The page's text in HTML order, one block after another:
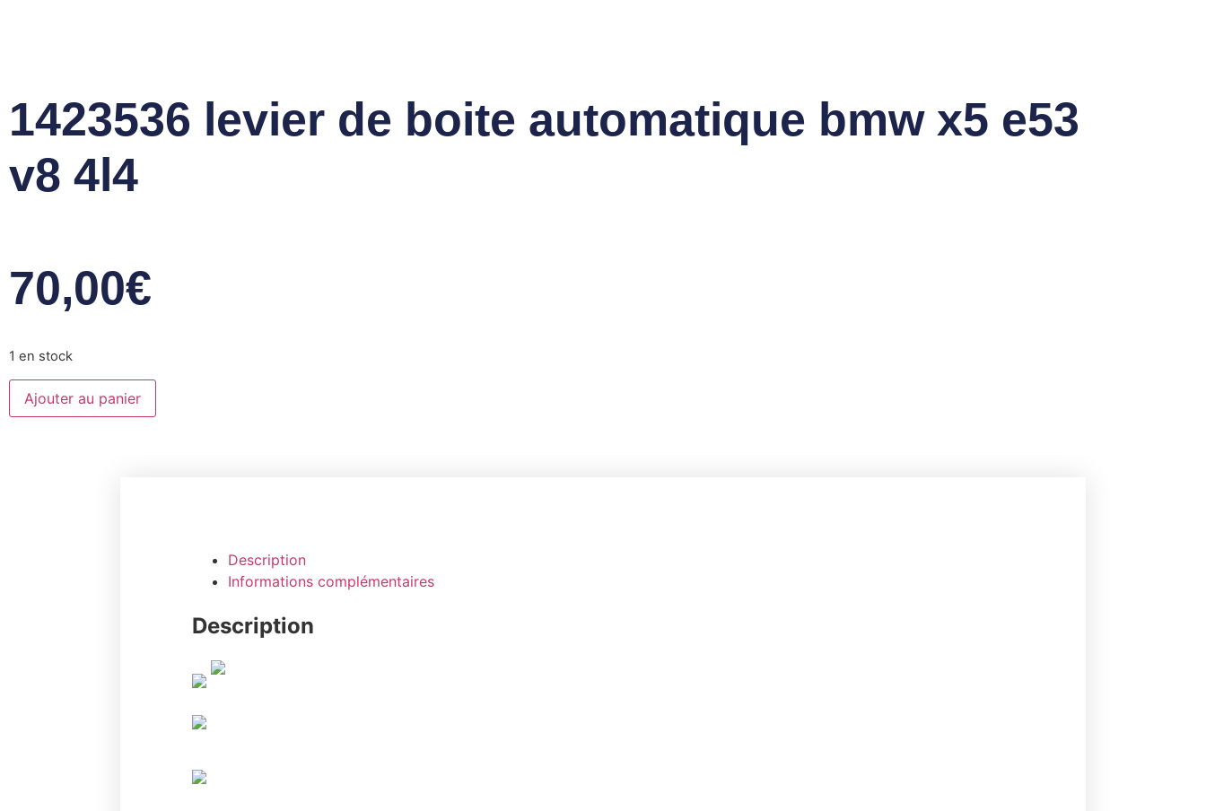
1423536 levier de boite automatique bmw x5 e53
v8 4l4
70,00€
1 en stock
Ajouter au panier
Description
Informations complémentaires
Description